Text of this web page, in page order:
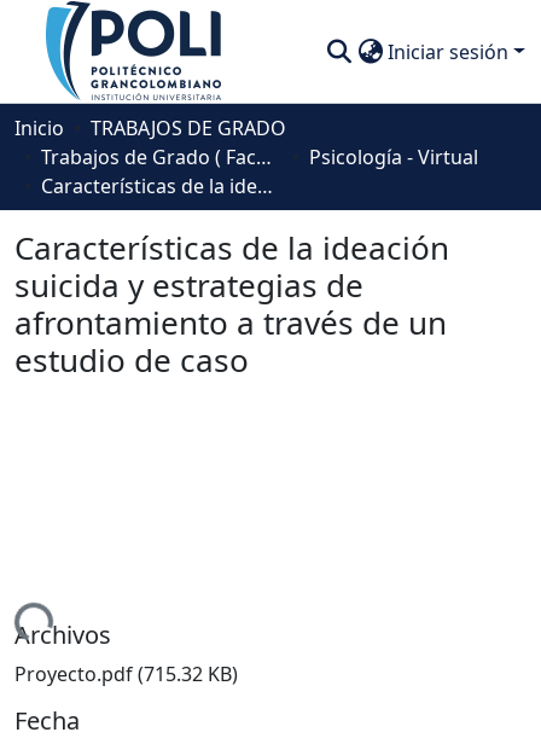
Iniciar sesión
Comunidades
Descubre
Inicio
TRABAJOS DE GRADO
Trabajos de Grado ( Facultad de Sociedad, Cultura y Creatividad)
Psicología - Virtual
Características de la ideación suicida y estrategias de afrontamiento a través de un estudio de caso
Características de la ideación
suicida y estrategias de
afrontamiento a través de un
estudio de caso
Archivos
Proyecto.pdf(715.32 KB)
Fecha